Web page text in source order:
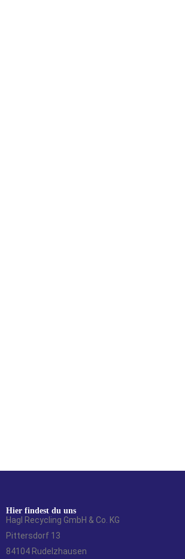
Hier findest du uns
Hagl Recycling GmbH & Co. KG
Pittersdorf 13
84104 Rudelzhausen